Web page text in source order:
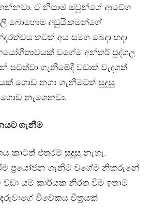
ඒ නිසාම ඔවුන්ගේ ආවේග
බොහොම අඩුයි.තමන්ගේ
තවත් අය සමග බෙදා හදා
වගේම අන්තර් පුද්ගල
පවත්වා ගැනීමේදී වඩාත් වැදගත්
ගොඩ නගා ගැනීමටත් සුදුසු
නැගෙනවා.
ගැනීම
කාටත් එතරම් සුදුසු නැහැ.
ප්‍රයෝජන ගැනීම වගේම නිකරුනේ
යම් කාර්යක නිරත වීම ඉතාම
විවේකය චිත්‍රයක්